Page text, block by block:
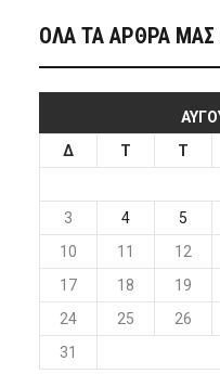
ΟΛΑ ΤΑ ΑΡΘΡΑ
Δ
Τ Τ
3
4 5
10
11 12
17
18 19
24
25 26
31